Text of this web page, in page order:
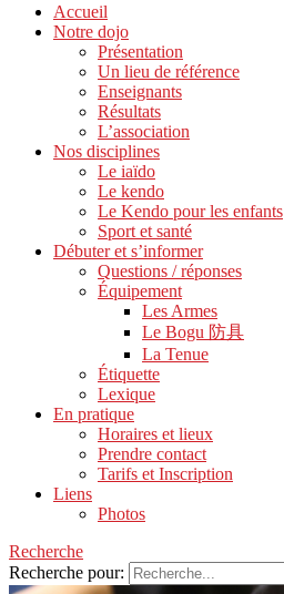
Accueil
Notre dojo
Présentation
Un lieu de référence
Enseignants
Résultats
L’association
Nos disciplines
Le iaïdo
Le kendo
Le Kendo pour les enfants
Sport et santé
Débuter et s’informer
Questions / réponses
Équipement
Les Armes
Le Bogu 防具
La Tenue
Étiquette
Lexique
En pratique
Horaires et lieux
Prendre contact
Tarifs et Inscription
Liens
Photos
Recherche
Recherche pour: